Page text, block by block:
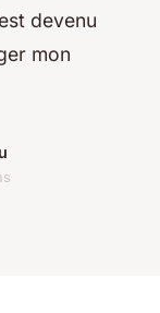
devenu
mon